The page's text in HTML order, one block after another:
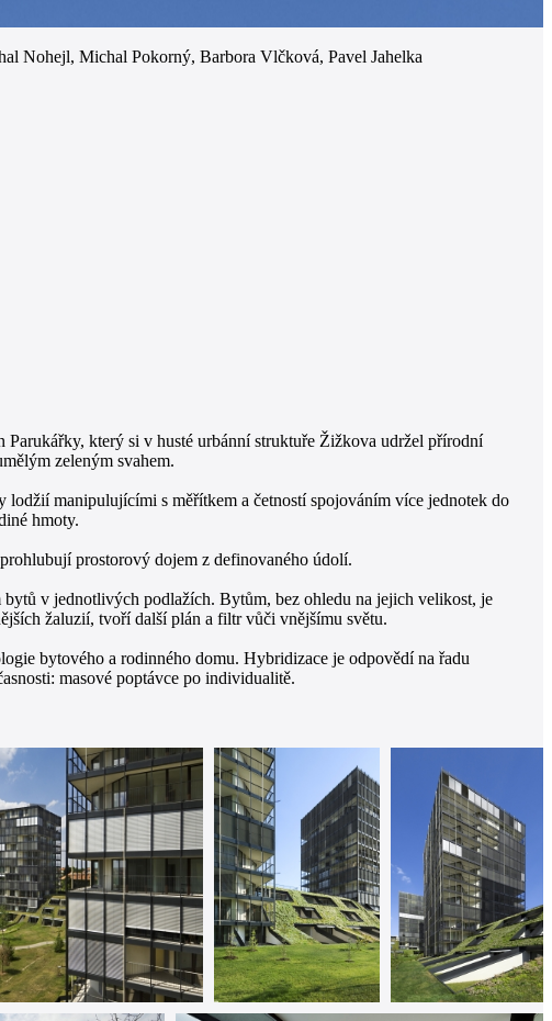
Nohejl, Michal Pokorný, Barbora Vlčková, Pavel Jahelka
který si v husté urbánní struktuře Žižkova udržel přírodní
zeleným svahem.
manipulujícími s měřítkem a četností spojováním více jednotek do
hmoty.
prostorový dojem z definovaného údolí.
v jednotlivých podlažích. Bytům, bez ohledu na jejich velikost, je
žaluzií, tvoří další plán a filtr vůči vnějšímu světu.
bytového a rodinného domu. Hybridizace je odpovědí na řadu
masové poptávce po individualitě.